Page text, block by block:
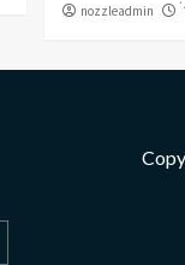
nozzleadmin